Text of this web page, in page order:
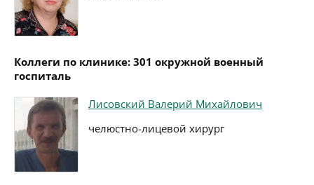
Коллеги по клинике: 301 окружной военный
госпиталь
Лисовский Валерий Михайлович
челюстно-лицевой хирург